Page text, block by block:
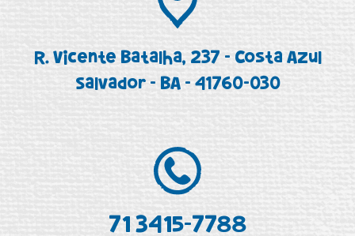
R. Vicente Batalha, 237 - Costa Azul
Salvador - BA - 41760-030
71 3415-7788